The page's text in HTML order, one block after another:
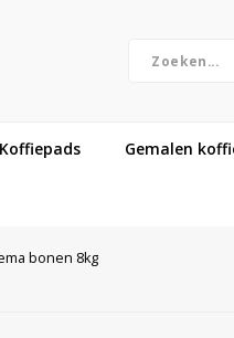
Koffiepads Gemalen
bonen 8kg